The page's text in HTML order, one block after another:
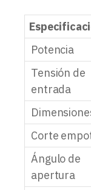
Potencia
Tensión de
entrada
Corte
Ángulo de
apertura